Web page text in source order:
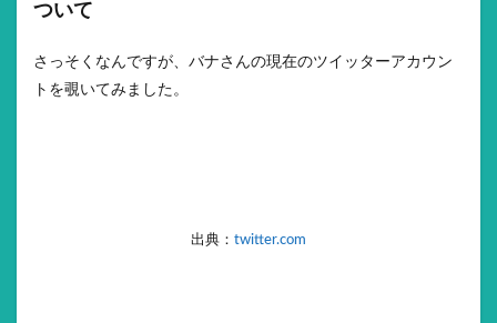
ついて
さっそくなんですが、バナさんの現在のツイッターアカウン
トを覗いてみました。
出典： twitter.com